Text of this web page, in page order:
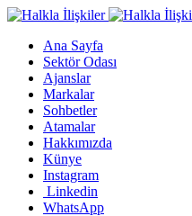
Ana Sayfa
Sektör Odası
Ajanslar
Markalar
Sohbetler
Atamalar
Hakkımızda
Künye
Instagram
Linkedin
WhatsApp